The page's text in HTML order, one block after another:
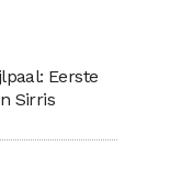
Eerste
Sirris